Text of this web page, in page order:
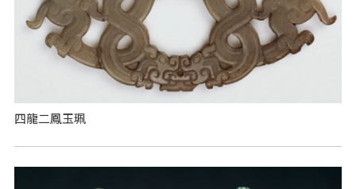
四龍二鳳玉珮